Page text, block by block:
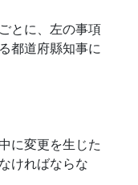
とに、左の事項
都道府縣知事に
に変更を生じた
ければならな